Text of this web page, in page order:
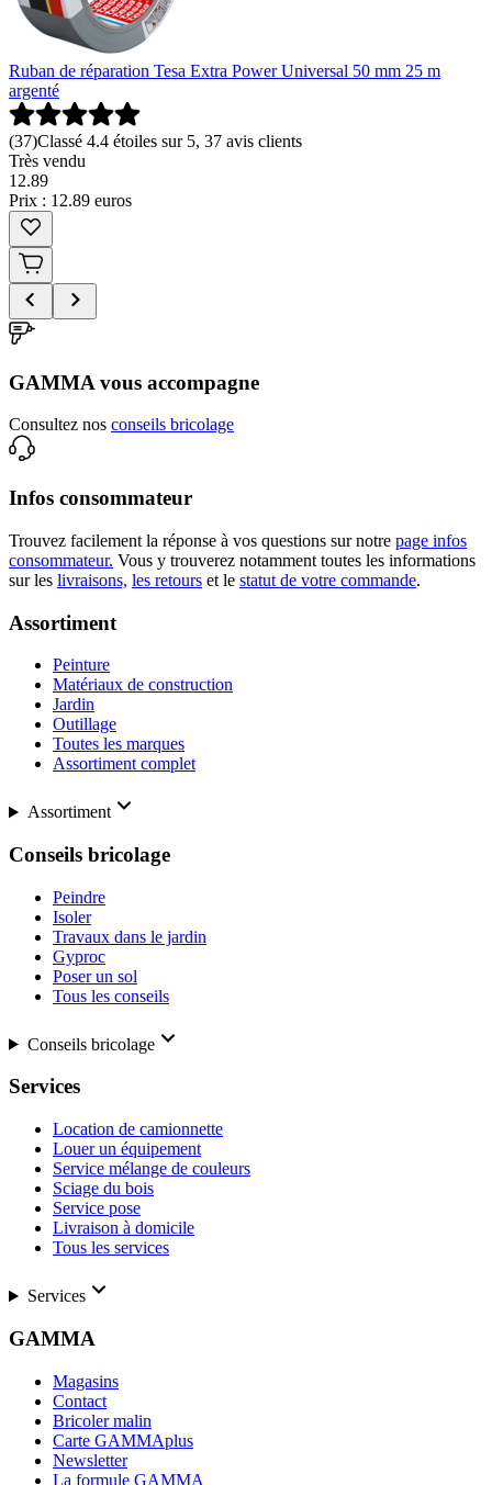
Ruban de réparation Tesa Extra Power Universal 50 mm 25 m
argenté
(37)Classé 4.4 étoiles sur 5, 37 avis clients
Très vendu
12.89
Prix : 12.89 euros
GAMMA vous accompagne
Consultez nos conseils bricolage
Infos consommateur
Trouvez facilement la réponse à vos questions sur notre page infos
consommateur. Vous y trouverez notamment toutes les informations
sur les livraisons, les retours et le statut de votre commande.
Assortiment
Peinture
Matériaux de construction
Jardin
Outillage
Toutes les marques
Assortiment complet
Assortiment
Conseils bricolage
Peindre
Isoler
Travaux dans le jardin
Gyproc
Poser un sol
Tous les conseils
Conseils bricolage
Services
Location de camionnette
Louer un équipement
Service mélange de couleurs
Sciage du bois
Service pose
Livraison à domicile
Tous les services
Services
GAMMA
Magasins
Contact
Bricoler malin
Carte GAMMAplus
Newsletter
La formule GAMMA